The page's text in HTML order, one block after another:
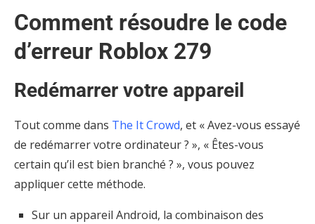
Comment résoudre le code
d’erreur Roblox 279
Redémarrer votre appareil
Tout comme dans The It Crowd, et « Avez-vous essayé
de redémarrer votre ordinateur ? », « Êtes-vous
certain qu’il est bien branché ? », vous pouvez
appliquer cette méthode.
Sur un appareil Android, la combinaison des